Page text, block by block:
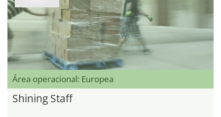
Área operacional: Europea
Shining Staff